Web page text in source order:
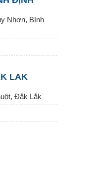
Nhơn, Bình
LAK
Đắk Lắk